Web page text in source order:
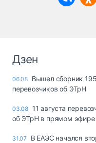
Дзен
06.08 Вышел сборник
перевозчиков об ЭТрН
03.08 11 августа
об ЭТрН в прямом эфире
31.07
В ЕАЭС начался